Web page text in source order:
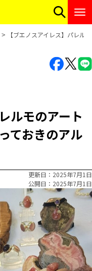
【ブエノスアイレス】パレル
ルモのアート
ておきのアル
更新日
2025年7月1日
公開日
2025年7月1日